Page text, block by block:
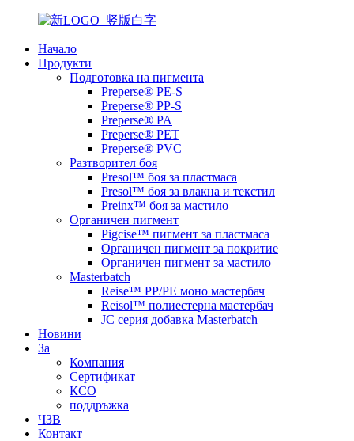
Начало
Продукти
Подготовка на пигмента
Preperse® PE-S
Preperse® PP-S
Preperse® PA
Preperse® PET
Preperse® PVC
Разтворител боя
Presol™ боя за пластмаса
Presol™ боя за влакна и текстил
Preinx™ боя за мастило
Органичен пигмент
Pigcise™ пигмент за пластмаса
Органичен пигмент за покритие
Органичен пигмент за мастило
Masterbatch
Reise™ PP/PE моно мастербач
Reisol™ полиестерна мастербач
JC серия добавка Masterbatch
Новини
За
Компания
Сертификат
КСО
поддръжка
ЧЗВ
Контакт